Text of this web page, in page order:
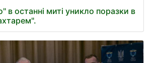
останні миті уникло поразки в